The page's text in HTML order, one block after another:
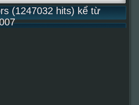
(1247032 hits) kể từ